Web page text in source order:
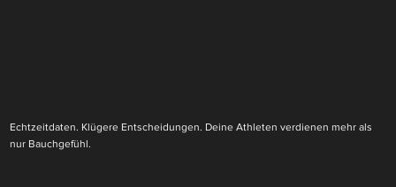
Echtzeitdaten. Klügere Entscheidungen. Deine Athleten verdienen mehr als
nur Bauchgefühl.